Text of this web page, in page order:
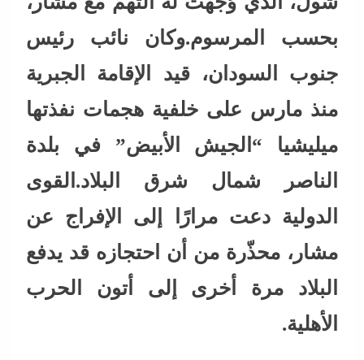
بحسب المرسوم.وكان نائب رئيس
جنوب السودان، قيد الإقامة الجبرية
منذ مارس على خلفية هجمات نفذتها
ميليشيا “الجيش الأبيض” في بلدة
الناصر شمال شرق البلاد.القوى
الدولية دعت مرارًا إلى الإفراج عن
مشار، محذّرة من أن احتجازه قد يدفع
البلاد مرة أخرى إلى أتون الحرب
الأهلية.